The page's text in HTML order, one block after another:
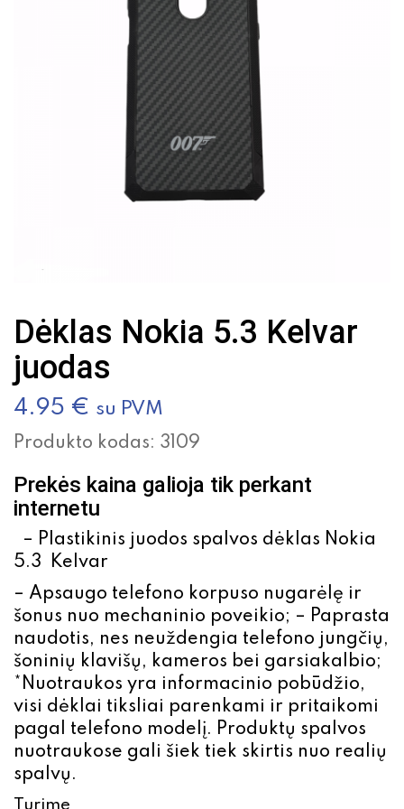
Dėklas Nokia 5.3 Kelvar
juodas
4.95 € su PVM
Produkto kodas: 3109
Prekės kaina galioja tik perkant
internetu
– Plastikinis juodos spalvos dėklas Nokia
5.3 Kelvar
– Apsaugo telefono korpuso nugarėlę ir
šonus nuo mechaninio poveikio; – Paprasta
naudotis, nes neuždengia telefono jungčių,
šoninių klavišų, kameros bei garsiakalbio;
*Nuotraukos yra informacinio pobūdžio,
visi dėklai tiksliai parenkami ir pritaikomi
pagal telefono modelį. Produktų spalvos
nuotraukose gali šiek tiek skirtis nuo realių
spalvų.
Turime